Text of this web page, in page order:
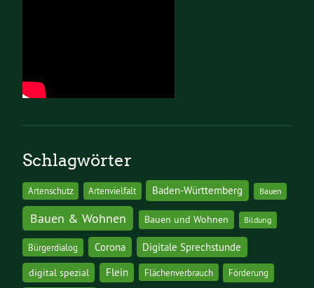
Schlagwörter
Artenschutz Artenvielfalt Baden-Württemberg Bauen
Bauen & Wohnen Bauen und Wohnen Bildung
Bürgerdialog Corona Digitale Sprechstunde
digital spezial Flein Flächenverbrauch Förderung